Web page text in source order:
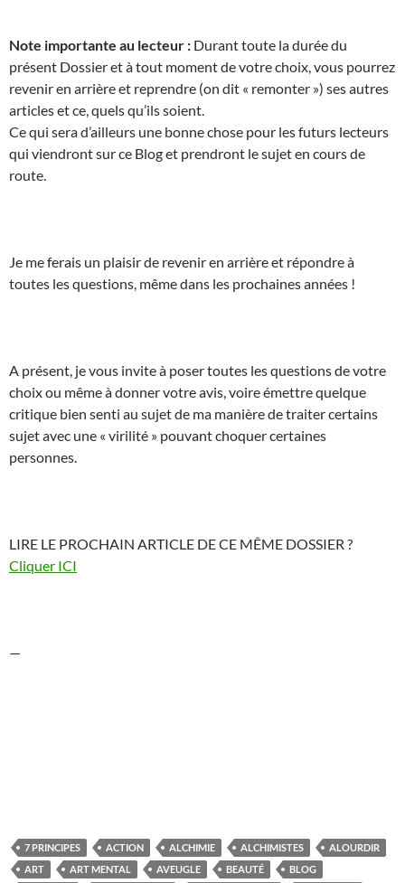
Note importante au lecteur : Durant toute la durée du
présent Dossier et à tout moment de votre choix, vous pourrez
revenir en arrière et reprendre (on dit « remonter ») ses autres
articles et ce, quels qu’ils soient.
Ce qui sera d’ailleurs une bonne chose pour les futurs lecteurs
qui viendront sur ce Blog et prendront le sujet en cours de
route.
Je me ferais un plaisir de revenir en arrière et répondre à
toutes les questions, même dans les prochaines années !
A présent, je vous invite à poser toutes les questions de votre
choix ou même à donner votre avis, voire émettre quelque
critique bien senti au sujet de ma manière de traiter certains
sujet avec une « virilité » pouvant choquer certaines
personnes.
LIRE LE PROCHAIN ARTICLE DE CE MÊME DOSSIER ?
Cliquer ICI
—
7 PRINCIPES ACTION ALCHIMIE ALCHIMISTES
ALOURDIR
ART
ART MENTAL AVEUGLE BEAUTÉ BLOG